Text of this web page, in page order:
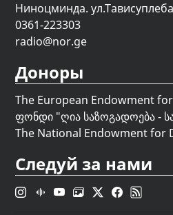
Ниноцминда.
0361-223303
radio@nor.ge
Доноры
The European Endowment
ფონდი "ღია საზოგადოება -
The National Endowment for
Следуй за нами